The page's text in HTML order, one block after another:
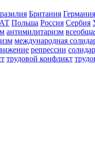
Британия Германия
Польша Россия Сербия
антимилитаризм
международная
репрессии
трудовой конфликт